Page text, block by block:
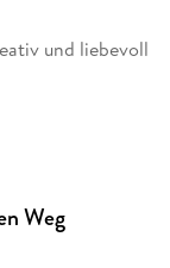
und liebevoll
Weg